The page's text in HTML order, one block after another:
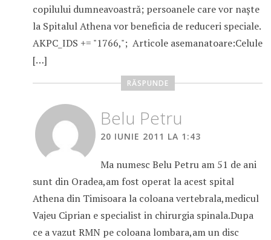
copilului dumneavoastră; persoanele care vor naşte
la Spitalul Athena vor beneficia de reduceri speciale.
AKPC_IDS += "1766,"; Articole asemanatoare:Celule
[…]
RĂSPUNDE
Belu Petru
20 IUNIE 2011 LA 1:43
Ma numesc Belu Petru am 51 de ani
sunt din Oradea,am fost operat la acest spital
Athena din Timisoara la coloana vertebrala,medicul
Vajeu Ciprian e specialist in chirurgia spinala.Dupa
ce a vazut RMN pe coloana lombara,am un disc